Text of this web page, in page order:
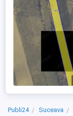
Publi24 Suceava